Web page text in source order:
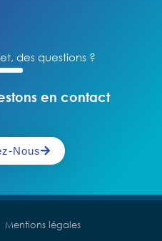
des questions ?
en contact
Nous
Mentions légales